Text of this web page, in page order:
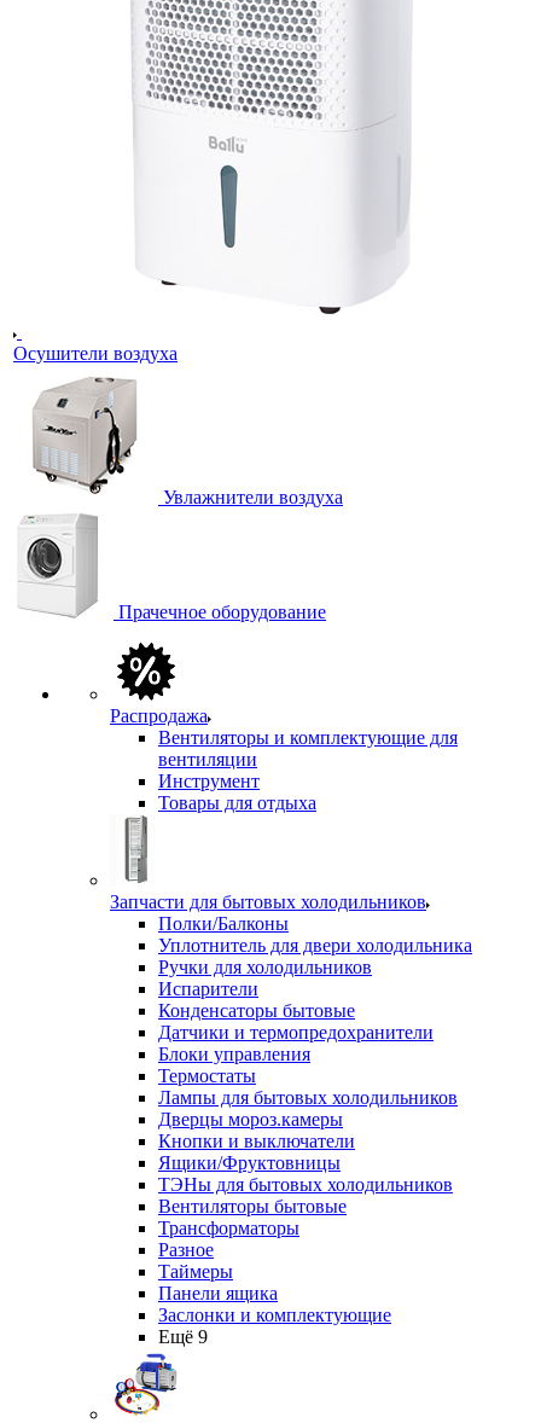
Осушители воздуха
Увлажнители воздуха
Прачечное оборудование
Распродажа
Вентиляторы и комплектующие для
вентиляции
Инструмент
Товары для отдыха
Запчасти для бытовых холодильников
Полки/Балконы
Уплотнитель для двери холодильника
Ручки для холодильников
Испарители
Конденсаторы бытовые
Датчики и термопредохранители
Блоки управления
Термостаты
Лампы для бытовых холодильников
Дверцы мороз.камеры
Кнопки и выключатели
Ящики/Фруктовницы
ТЭНы для бытовых холодильников
Вентиляторы бытовые
Трансформаторы
Разное
Таймеры
Панели ящика
Заслонки и комплектующие
Ещё 9